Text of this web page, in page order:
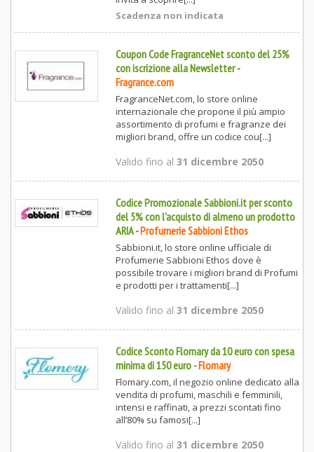
Scadenza non indicata
Coupon Code FragranceNet sconto del 25%
con iscrizione alla Newsletter-
Fragrance.com
FragranceNet.com, lo store online
internazionale che propone il più ampio
assortimento di profumi e fragranze dei
migliori brand, offre un codice cou[...]
Valido fino al 31 dicembre 2050
Codice Promozionale Sabbioni.it per sconto
del 5% con l'acquisto di almeno un prodotto
ARIA-Profumerie Sabbioni Ethos
Sabbioni.it, lo store online ufficiale di
Profumerie Sabbioni Ethos dove è
possibile trovare i migliori brand di Profumi
e prodotti per i trattamenti[...]
Valido fino al 31 dicembre 2050
Codice Sconto Flomary da 10 euro con spesa
minima di 150 euro-Flomary
Flomary.com, il negozio online dedicato alla
vendita di profumi, maschili e femminili,
intensi e raffinati, a prezzi scontati fino
all’80% su famosi[...]
Valido fino al 31 dicembre 2050